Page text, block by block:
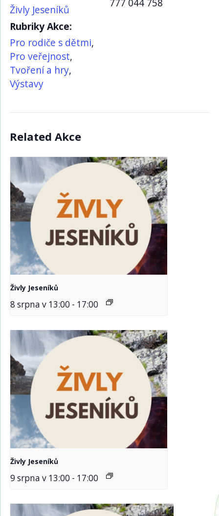
Živly Jeseníků
Rubriky Akce:
Pro rodiče s dětmi,
Pro veřejnost,
Tvoření a hry,
Výstavy
Related Akce
Živly Jeseníků
8 srpna v 13:00 - 17:00
Živly Jeseníků
9 srpna v 13:00 - 17:00